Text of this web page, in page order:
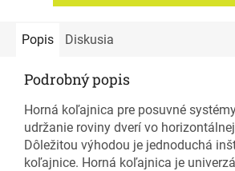
Popis Diskusia
Podrobný popis
Horná koľajnica pre posuvné
udržanie roviny dverí vo
Dôležitou výhodou je jednoduchá
koľajnice. Horná koľajnica je